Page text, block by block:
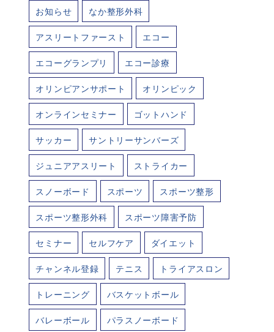
お知らせ なか整形外科
アスリートファースト エコー
エコーグランプリ エコー診療
オリンピアンサポート オリンピック
オンラインセミナー ゴットハンド
サッカー サントリーサンバーズ
ジュニアアスリート ストライカー
スノーボード スポーツ スポーツ整形
スポーツ整形外科 スポーツ障害予防
セミナー セルフケア ダイエット
チャンネル登録 テニス トライアスロン
トレーニング バスケットボール
バレーボール パラスノーボード